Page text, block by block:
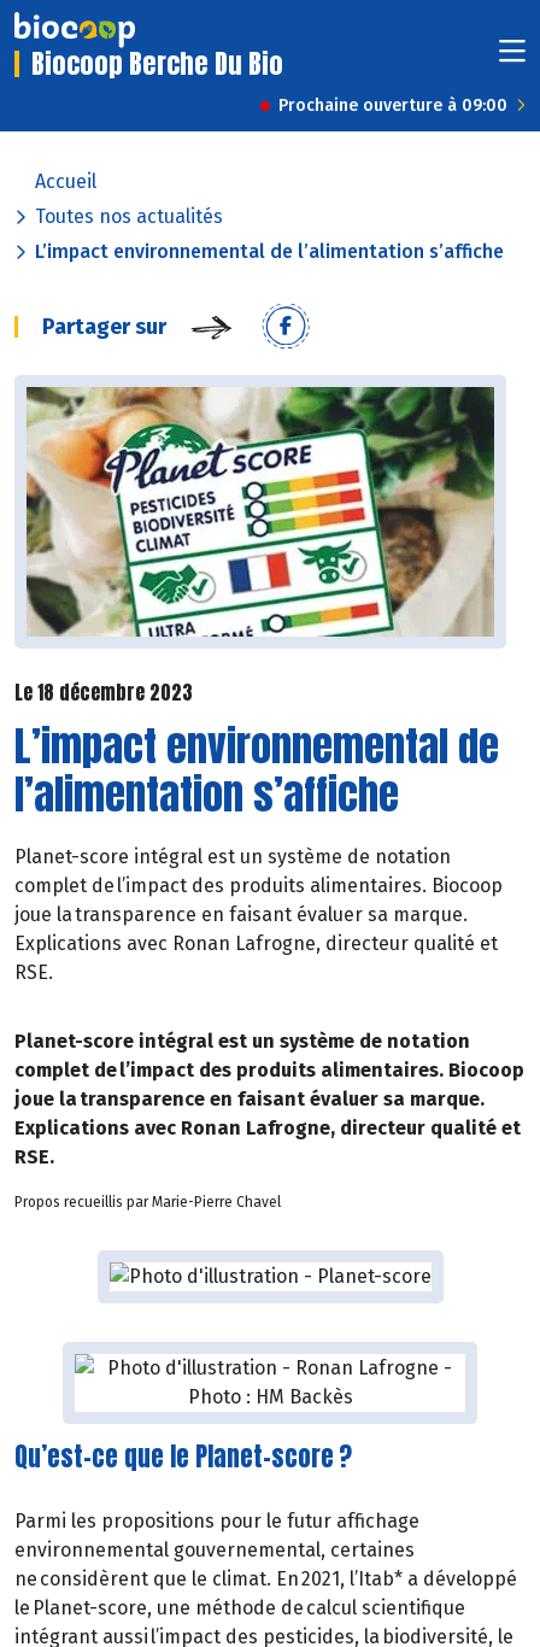
Biocoop Berche Du Bio
Prochaine ouverture à 09:00
Accueil
Toutes nos actualités
L’impact environnemental de l’alimentation s’affiche
Partager sur
Le 18 décembre 2023
L’impact environnemental de
l’alimentation s’affiche
Planet-score intégral est un système de notation
complet de l’impact des produits alimentaires. Biocoop
joue la transparence en faisant évaluer sa marque.
Explications avec Ronan Lafrogne, directeur qualité et
RSE.
Planet-score intégral est un système de notation
complet de l’impact des produits alimentaires. Biocoop
joue la transparence en faisant évaluer sa marque.
Explications avec Ronan Lafrogne, directeur qualité et
RSE.
Propos recueillis par Marie-Pierre Chavel
Qu’est-ce que le Planet-score ?
Parmi les propositions pour le futur affichage
environnemental gouvernemental, certaines
ne considèrent que le climat. En 2021, l’Itab* a développé
le Planet-score, une méthode de calcul scientifique
intégrant aussi l’impact des pesticides, la biodiversité, le